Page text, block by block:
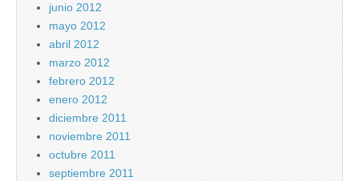
junio 2012
mayo 2012
abril 2012
marzo 2012
febrero 2012
enero 2012
diciembre 2011
noviembre 2011
octubre 2011
septiembre 2011